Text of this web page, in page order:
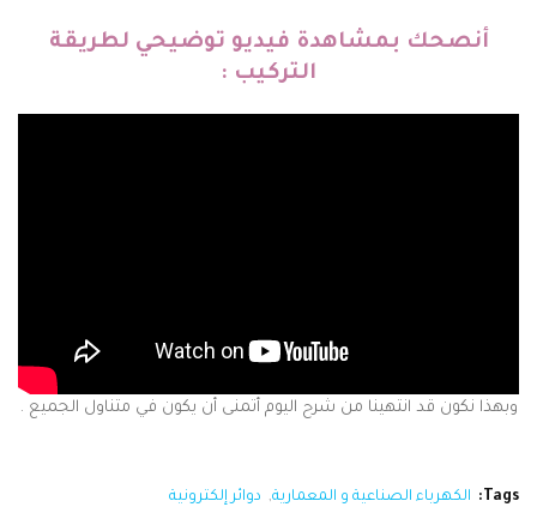
أنصحك بمشاهدة فيديو توضيحي لطريقة
التركيب :
وبهذا نكون قد انتهينا من شرح اليوم أتمنى أن يكون في متناول الجميع .
Tags: الكهرباء الصناعية و المعمارية دوائر إلكترونية